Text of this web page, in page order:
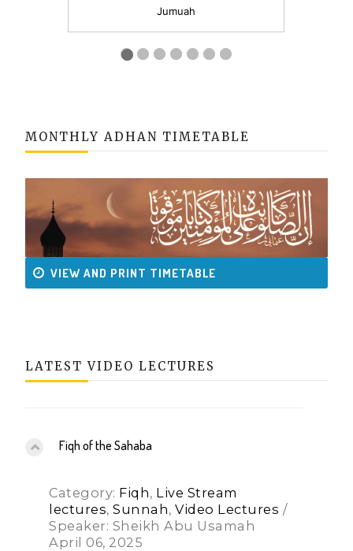
MONTHLY ADHAN TIMETABLE
VIEW AND PRINT TIMETABLE
LATEST VIDEO LECTURES
Fiqh of the Sahaba
Category: Fiqh, Live Stream
lectures,Sunnah,Video Lectures /
Speaker: Sheikh Abu Usamah
April 06, 2025